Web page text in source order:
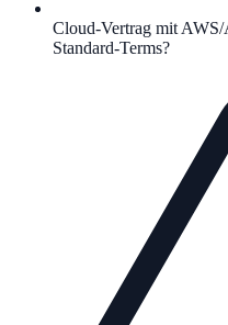
Cloud-Vertrag mit
Standard-Terms?